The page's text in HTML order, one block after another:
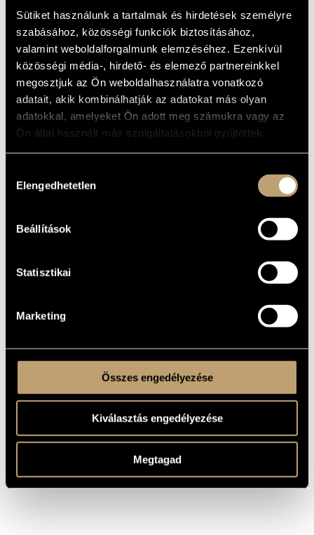
Sütiket használunk a tartalmak és hirdetések személyre
szabásához, közösségi funkciók biztosításához,
valamint weboldalforgalmunk elemzéséhez. Ezenkívül
közösségi média-, hirdető- és elemező partnereinkkel
megosztjuk az Ön weboldalhasználatra vonatkozó
adatait, akik kombinálhatják az adatokat más olyan
adatokkal, amelyeket Ön adott meg számukra vagy az
Ön által használt más szolgáltatásokból gyűjtöttek.
kiválasztása
Elengedhetetlen
Beállítások
Statisztikai
Marketing
Összes engedélyezése
Kiválasztás engedélyezése
Megtagad
ALAPADATOK
SZERZŐK Ligeti György
KIADÓ Deutsche Grammophon
KATALÓGUSSZÁMA 423244
MEGJELENÉS
ÉVE
1990
RÉSZLETEK
Részletes adatok 1
KÖZREMŰKÖDŐK
cello, Walter Levin - violin, Mary Thomas - mezzo-soprano,
Jane Manning - soprano, William Pearson - bass, Pierre
Boulez - conductor, Helmut Franz - conductor, Ensemble
Kammerkonzert / Kamarakoncert